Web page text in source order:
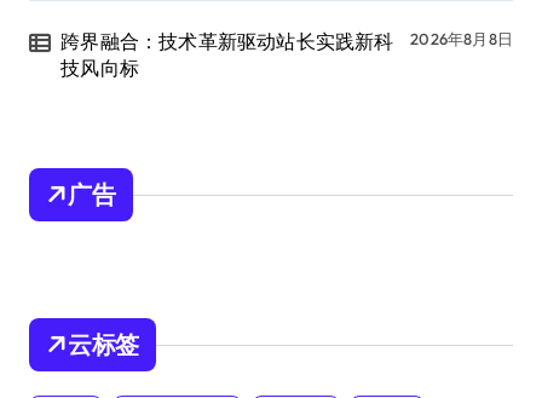
跨界融合：技术革新驱动站长实践新科
技风向标
2026年8月8日
广告
云标签